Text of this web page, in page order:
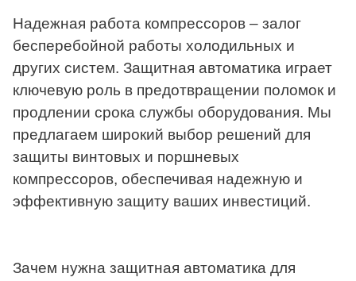
Надежная работа компрессоров – залог
бесперебойной работы холодильных и
других систем. Защитная автоматика играет
ключевую роль в предотвращении поломок и
продлении срока службы оборудования. Мы
предлагаем широкий выбор решений для
защиты винтовых и поршневых
компрессоров, обеспечивая надежную и
эффективную защиту ваших инвестиций.
Зачем нужна защитная автоматика для